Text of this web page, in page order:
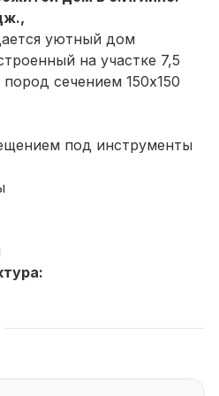
уютный дом
на участке 7,5
сечением 150х150
под инструменты